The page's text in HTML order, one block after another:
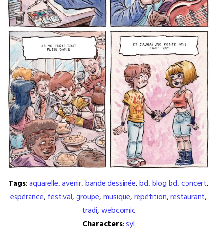
Tags:aquarelle,avenir,bande dessinée,bd,blog bd,concert,
espérance, festival,groupe,musique,répétition,restaurant,
tradi,webcomic
Characters:syl